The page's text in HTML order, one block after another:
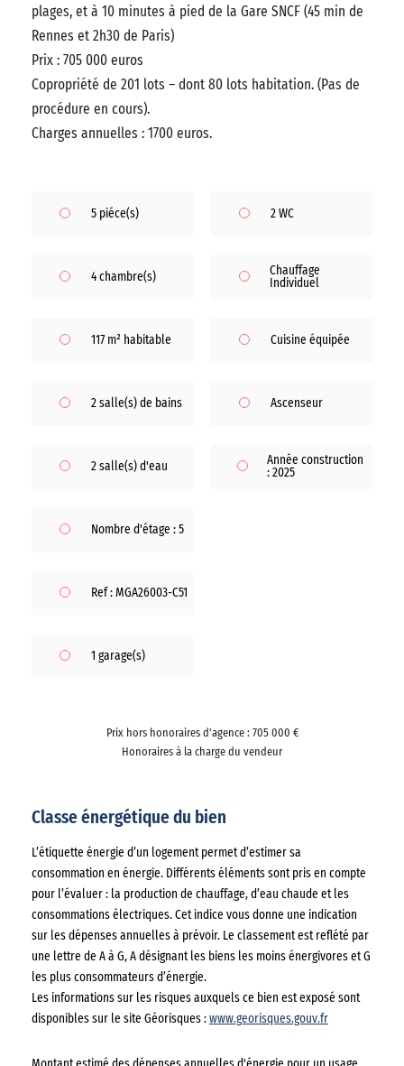
plages, et à 10 minutes à pied de la Gare SNCF (45 min de
Rennes et 2h30 de Paris)
Prix : 705 000 euros
Copropriété de 201 lots – dont 80 lots habitation. (Pas de
procédure en cours).
Charges annuelles : 1700 euros.
5 piéce(s)
4 chambre(s)
117 m² habitable
2 salle(s) de bains
2 salle(s) d'eau
2 WC
Chauffage
Individuel
Cuisine équipée
Ascenseur
Année construction
: 2025
Nombre d'étage : 5
Ref : MGA26003-C51
1 garage(s)
Prix hors honoraires d'agence : 705 000 €
Honoraires à la charge du vendeur
Classe énergétique du bien
L’étiquette énergie d’un logement permet d’estimer sa
consommation en énergie. Différents éléments sont pris en compte
pour l’évaluer : la production de chauffage, d’eau chaude et les
consommations électriques. Cet indice vous donne une indication
sur les dépenses annuelles à prévoir. Le classement est reflété par
une lettre de A à G, A désignant les biens les moins énergivores et G
les plus consommateurs d’énergie.
Les informations sur les risques auxquels ce bien est exposé sont
disponibles sur le site Géorisques : www.georisques.gouv.fr